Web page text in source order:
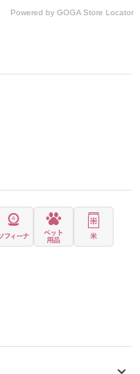
Powered by GOGA Store Locator